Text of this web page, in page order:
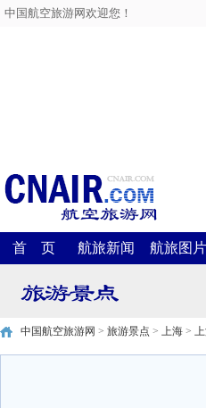
中国航空旅游网欢迎您！
首 页 航旅新闻 航旅图片
中国航空旅游网 > 旅游景点 > 上海 >